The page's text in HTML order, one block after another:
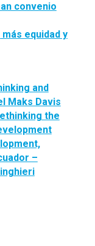
convenio
equidad y
and
Maks Davis
the
–